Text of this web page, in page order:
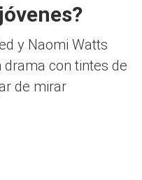
y Naomi Watts
con tintes de
de mirar